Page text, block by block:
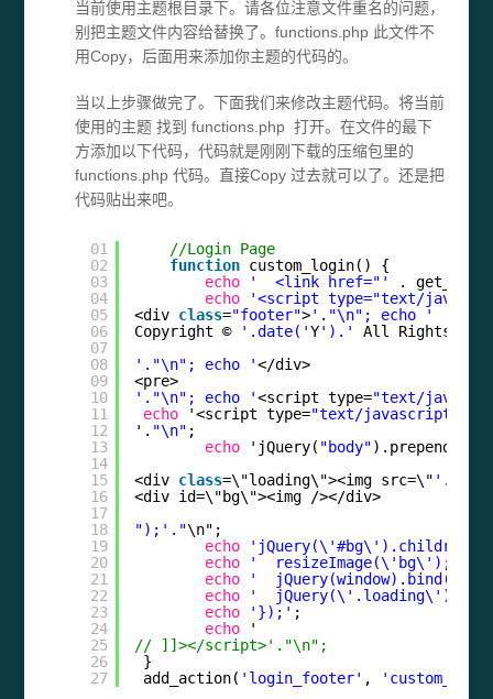
当前使用主题根目录下。请各位注意文件重名的问题，
别把主题文件内容给替换了。functions.php 此文件不
用Copy，后面用来添加你主题的代码的。
当以上步骤做完了。下面我们来修改主题代码。将当前
使用的主题 找到 functions.php 打开。在文件的最下
方添加以下代码，代码就是刚刚下载的压缩包里的
functions.php 代码。直接Copy 过去就可以了。还是把
代码贴出来吧。
01
02
03
04
05
06
07
08
09
10
11
12
13
14
15
16
17
18
19
20
21
22
23
24
25
26
27
//Login Page
function custom_login() {
echo
'  <link href="'
.
echo
'<script type="text/
<div class="footer">'."\n"; echo '
Copyright ©
'.date('Y').'
All Rights |
'."\n"; echo '</div>
<pre>
'."\n"; echo '<script type="text/
echo
'<script type="text/javascript"
'. "\n" ;
echo
'jQuery( "body").prepend("
<div class=\"loading\"><img src=\"
<div id=\"bg\"><img /></div>
");'."\n";
echo
echo
'  resizeImage(\'bg\');'
echo
'
echo
'
echo
'});' ;
echo
'
// ]]></script>'."\n";
}
add_action( 'login_footer' ,